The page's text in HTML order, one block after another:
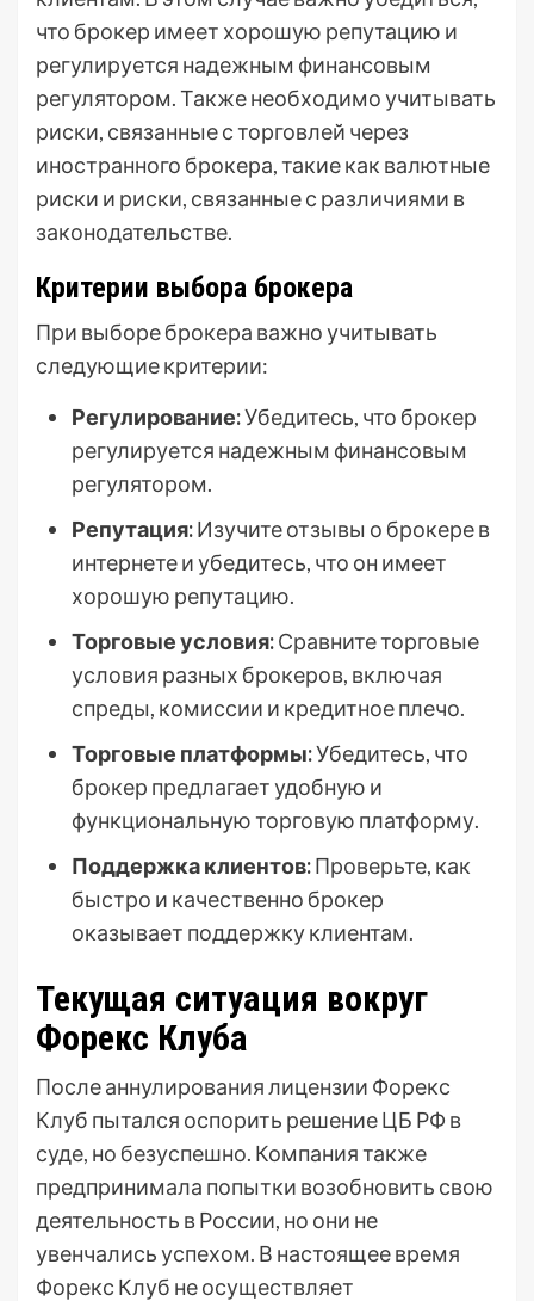
что брокер имеет хорошую репутацию и
регулируется надежным финансовым
регулятором. Также необходимо учитывать
риски, связанные с торговлей через
иностранного брокера, такие как валютные
риски и риски, связанные с различиями в
законодательстве.
Критерии выбора брокера
При выборе брокера важно учитывать
следующие критерии:
Регулирование:Убедитесь, что брокер
регулируется надежным финансовым
регулятором.
Репутация:Изучите отзывы о брокере в
интернете и убедитесь, что он имеет
хорошую репутацию.
Торговые условия:Сравните торговые
условия разных брокеров, включая
спреды, комиссии и кредитное плечо.
Торговые платформы:Убедитесь, что
брокер предлагает удобную и
функциональную торговую платформу.
Поддержка клиентов:Проверьте, как
быстро и качественно брокер
оказывает поддержку клиентам.
Текущая ситуация вокруг
Форекс Клуба
После аннулирования лицензии Форекс
Клуб пытался оспорить решение ЦБ РФ в
суде, но безуспешно. Компания также
предпринимала попытки возобновить свою
деятельность в России, но они не
увенчались успехом. В настоящее время
Форекс Клуб не осуществляет